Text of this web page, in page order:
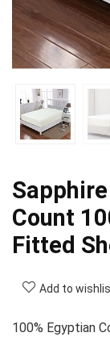
Count
Fitted
Add to
100% Egyptian